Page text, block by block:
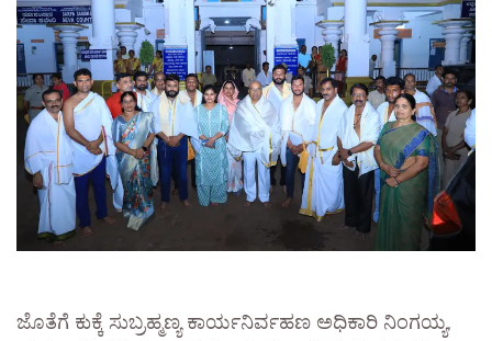
ಜೊತೆಗೆ ಕುಕ್ಕೆ ಸುಬ್ರಹ್ಮಣ್ಯ ಕಾರ್ಯನಿರ್ವಹಣ ಅಧಿಕಾರಿ ನಿಂಗಯ್ಯ,